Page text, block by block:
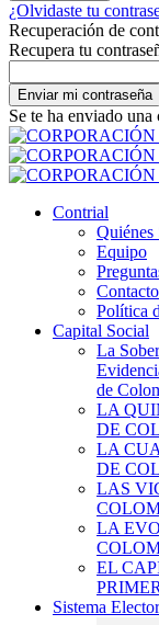
¿Olvidaste tu
Recuperación de
Recupera tu
Se te ha enviado
Contrial
Quiénes
Equipo
Contacto
Política
Capital Social
La
de
LA
DE
LA
DE
LAS
LA
EL
Sistema